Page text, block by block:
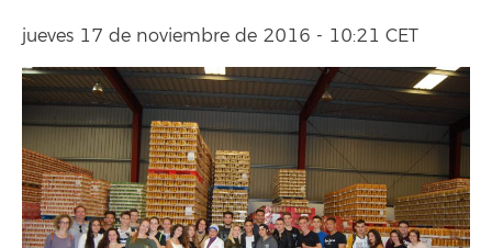
jueves 17 de noviembre de 2016 - 10:21 CET